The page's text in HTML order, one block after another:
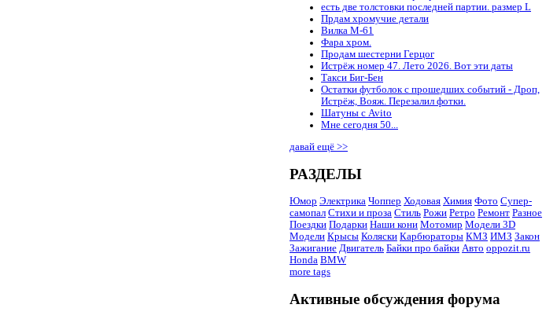
есть две толстовки последней партии. размер L
Прдам хромучие детали
Вилка М-61
Фара хром.
Продам шестерни Герцог
Истрёж номер 47. Лето 2026. Вот эти даты
Такси Биг-Бен
Остатки футболок с прошедших событий - Дроп,
Истрёж, Вояж. Перезалил фотки.
Шатуны с Avito
Мне сегодня 50...
давай ещё >>
РАЗДЕЛЫ
Юмор Электрика Чоппер Ходовая Химия Фото Супер-
самопал Стихи и проза Стиль Рожи Ретро Ремонт Разное
Поездки Подарки Наши кони Мотомир Модели 3D
Модели Крысы Коляски Карбюраторы КМЗ ИМЗ Закон
Зажигание Двигатель Байки про байки Авто oppozit.ru
Honda BMW
more tags
Активные обсуждения форума